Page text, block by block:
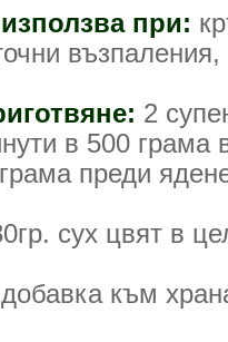
при:
2
в 500
преди
сух цвят в
към